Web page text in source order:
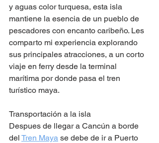
y aguas color turquesa, esta isla
mantiene la esencia de un pueblo de
pescadores con encanto caribeño. Les
comparto mi experiencia explorando
sus principales atracciones, a un corto
viaje en ferry desde la terminal
marítima por donde pasa el tren
turístico maya.
Transportación a la isla
Despues de llegar a Cancún a borde
del Tren Maya se debe de ir a Puerto